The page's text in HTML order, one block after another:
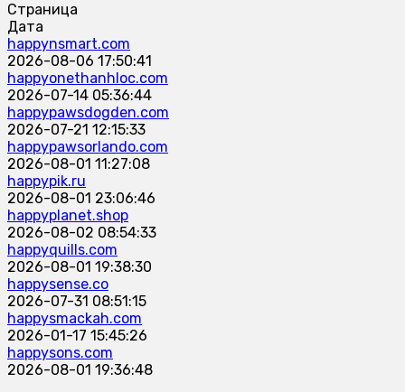
Страница
Дата
happynsmart.com
2026-08-06 17:50:41
happyonethanhloc.com
2026-07-14 05:36:44
happypawsdogden.com
2026-07-21 12:15:33
happypawsorlando.com
2026-08-01 11:27:08
happypik.ru
2026-08-01 23:06:46
happyplanet.shop
2026-08-02 08:54:33
happyquills.com
2026-08-01 19:38:30
happysense.co
2026-07-31 08:51:15
happysmackah.com
2026-01-17 15:45:26
happysons.com
2026-08-01 19:36:48